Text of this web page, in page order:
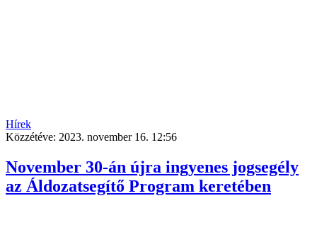
Hírek
Közzétéve: 2023. november 16. 12:56
November 30-án újra ingyenes jogsegély
az Áldozatsegítő Program keretében